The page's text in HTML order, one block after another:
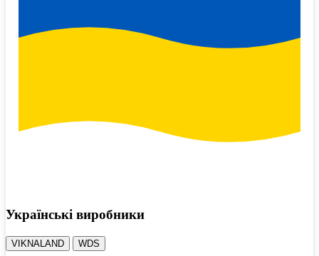
Українські виробники
VIKNALAND WDS